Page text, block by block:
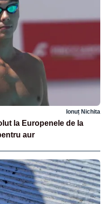
Ionuț Nichita
la Europenele de la
aur